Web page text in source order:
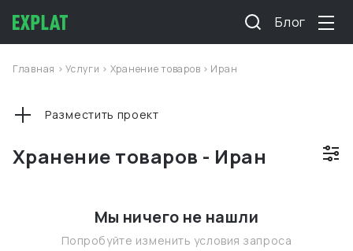
Блог
Главная >Услуги > Хранение товаров > Иран
Хранение товаров - Иран
Разместить проект
Мы ничего не нашли
Попробуйте изменить условия запроса